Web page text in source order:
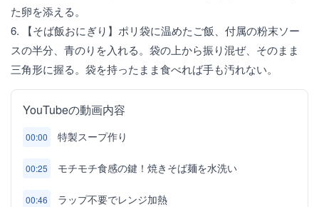
た卵を添える。
6. 【そば飯おにぎり】ポリ袋に温めたご飯、付属の粉末ソー
スの半分、青のりを入れる。袋の上から振り混ぜ、そのまま
三角形に握る。袋を持ったまま食べれば手も汚れない。
YouTubeの動画内容
00:00 特製スープ作り
00:25 モチモチ食感の鍵！焼きそば麺を水洗い
00:46 ラップ不要でレンジ加熱